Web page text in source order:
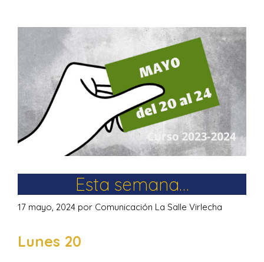
Esta semana…
17 mayo, 2024 por Comunicación La Salle Virlecha
Lunes 20